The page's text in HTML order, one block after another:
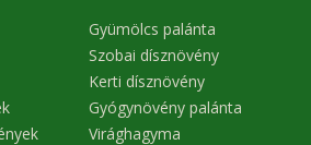
Gyümölcs palánta
Szobai dísznövény
Kerti dísznövény
Gyógynövény palánta
Virághagyma